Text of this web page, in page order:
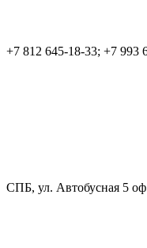
+7 812 645-18-33; +7 993
СПБ, ул. Автобусная 5